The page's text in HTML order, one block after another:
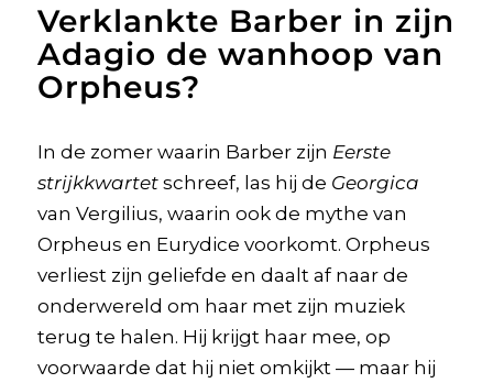
Verklankte Barber in zijn
Adagio de wanhoop van
Orpheus?
In de zomer waarin Barber zijn Eerste
strijkkwartetschreef, las hij de Georgica
van Vergilius, waarin ook de mythe van
Orpheus en Eurydice voorkomt. Orpheus
verliest zijn geliefde en daalt af naar de
onderwereld om haar met zijn muziek
terug te halen. Hij krijgt haar mee, op
voorwaarde dat hij niet omkijkt — maar hij